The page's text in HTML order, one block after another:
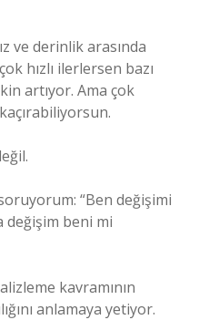
ve derinlik arasında
hızlı ilerlersen bazı
artıyor. Ama çok
“Ben değişimi
beni mi
kavramının
anlamaya yetiyor.